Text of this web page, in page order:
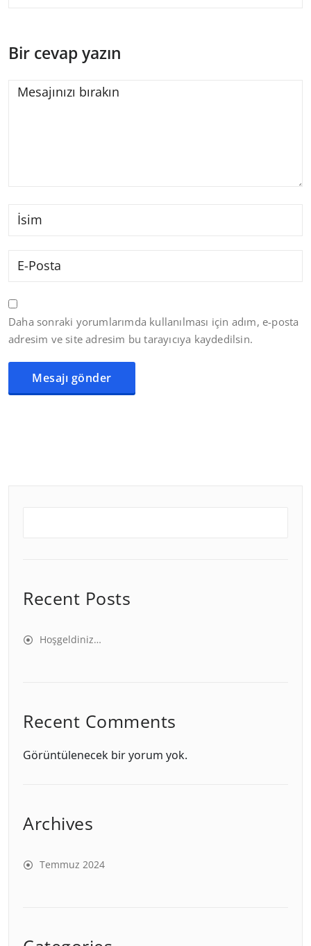
Bir cevap yazın
Daha sonraki yorumlarımda kullanılması için adım, e-posta
adresim ve site adresim bu tarayıcıya kaydedilsin.
Recent Posts
Hoşgeldiniz…
Recent Comments
Görüntülenecek bir yorum yok.
Archives
Temmuz 2024